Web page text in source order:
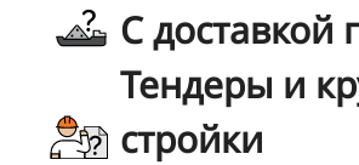
С доставкой
Тендеры и
стройки